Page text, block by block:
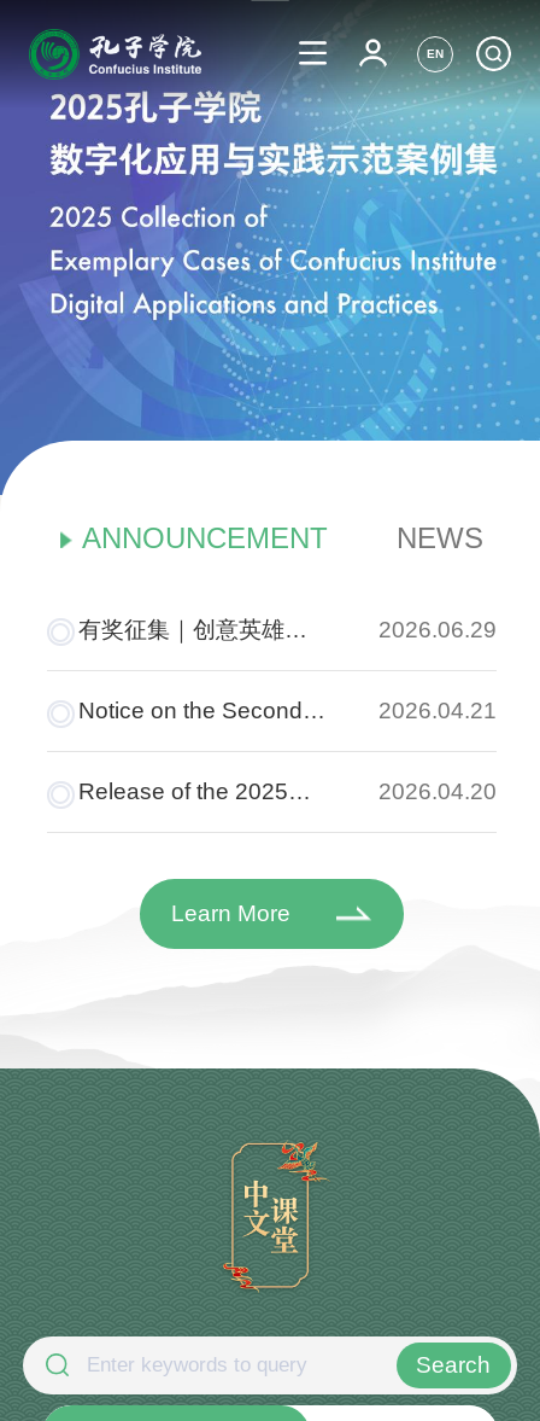
EN
ANNOUNCEMENT NEWS
有奖征集｜创意英雄令
动LOGO征集开启
2026.06.29
Notice on the Second
Cases on Confucius
2026.04.21
Release of the 2025
Institute Digital
Applications and
2026.04.20
Learn More
Search